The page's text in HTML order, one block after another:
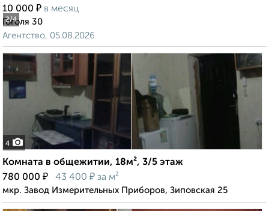
2/4
10 000 ₽ в месяц
Гоголя 30
Агентство, 05.08.2026
4
Комната в общежитии, 18м², 3/5 этаж
780 000 ₽ 43 400 ₽ за м²
мкр. Завод Измерительных Приборов, Зиповская 25